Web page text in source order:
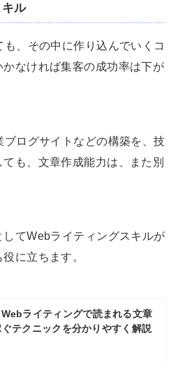
ル
、その中に作り込んでいくコ
なければ集客の成功率は下が
ブログサイトなどの構築を、技
も、文章作成能力は、また別
てWebライティングスキルが
に立ちます。
Webライティングで読まれる文章
ぐテクニックを分かりやすく解説